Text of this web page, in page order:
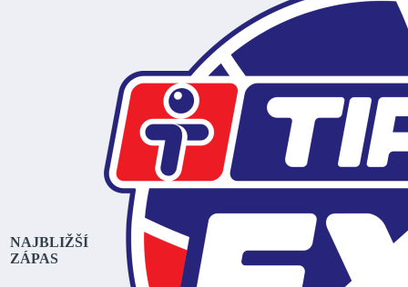
NAJBLIŽŠÍ
ZÁPAS